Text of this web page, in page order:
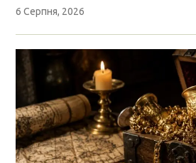
6 Серпня, 2026